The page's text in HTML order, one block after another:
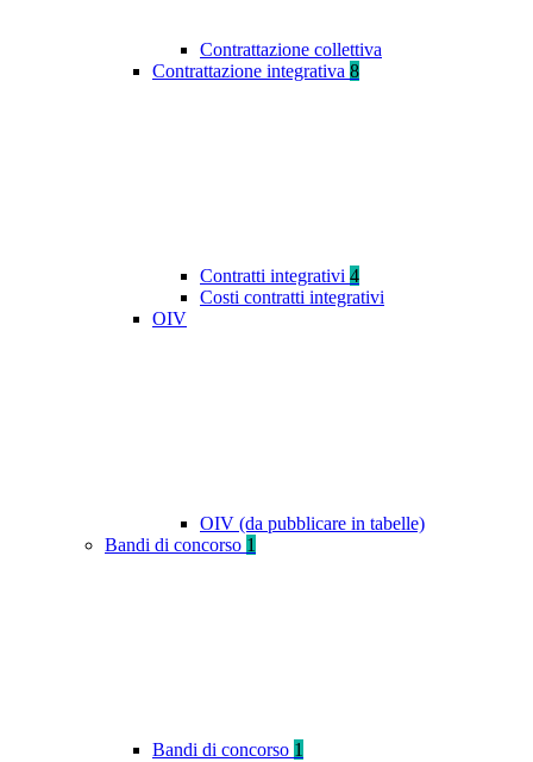
Contrattazione collettiva
Contrattazione integrativa 8
Contratti integrativi 4
Costi contratti integrativi
OIV
OIV (da pubblicare in tabelle)
Bandi di concorso 1
Bandi di concorso 1